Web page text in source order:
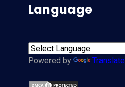
Language
Powered by Translate